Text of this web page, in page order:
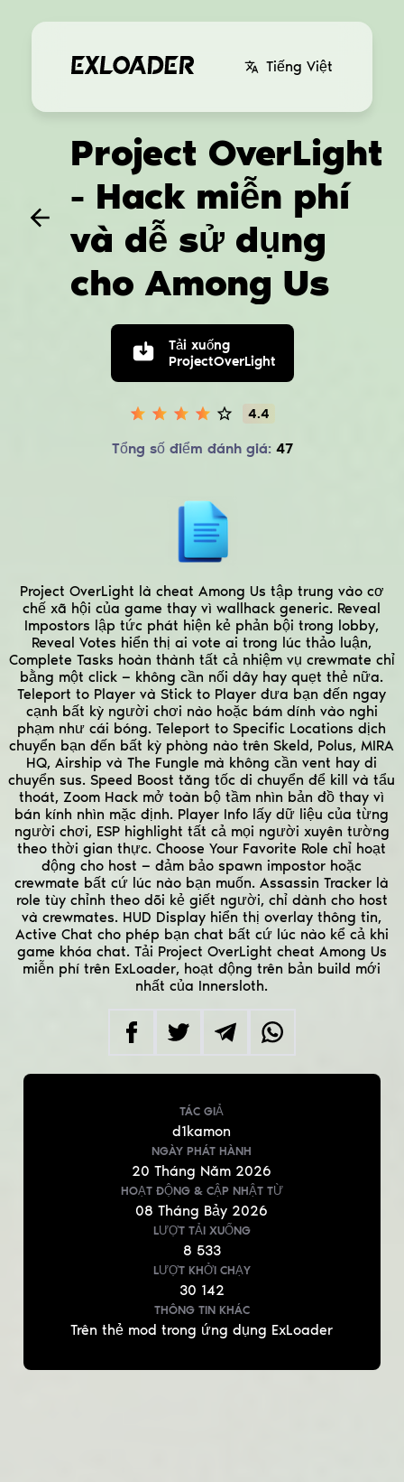
Tiếng Việt
Project OverLight
- Hack miễn phí
và dễ sử dụng
cho Among Us
Tải xuống
ProjectOverLight
4.4
Tổng số điểm đánh giá: 47
Project OverLight là cheat Among Us tập trung vào cơ
chế xã hội của game thay vì wallhack generic. Reveal
Impostors lập tức phát hiện kẻ phản bội trong lobby,
Reveal Votes hiển thị ai vote ai trong lúc thảo luận,
Complete Tasks hoàn thành tất cả nhiệm vụ crewmate chỉ
bằng một click — không cần nối dây hay quẹt thẻ nữa.
Teleport to Player và Stick to Player đưa bạn đến ngay
cạnh bất kỳ người chơi nào hoặc bám dính vào nghi
phạm như cái bóng. Teleport to Specific Locations dịch
chuyển bạn đến bất kỳ phòng nào trên Skeld, Polus, MIRA
HQ, Airship và The Fungle mà không cần vent hay di
chuyển sus. Speed Boost tăng tốc di chuyển để kill và tẩu
thoát, Zoom Hack mở toàn bộ tầm nhìn bản đồ thay vì
bán kính nhìn mặc định. Player Info lấy dữ liệu của từng
người chơi, ESP highlight tất cả mọi người xuyên tường
theo thời gian thực. Choose Your Favorite Role chỉ hoạt
động cho host — đảm bảo spawn impostor hoặc
crewmate bất cứ lúc nào bạn muốn. Assassin Tracker là
role tùy chỉnh theo dõi kẻ giết người, chỉ dành cho host
và crewmates. HUD Display hiển thị overlay thông tin,
Active Chat cho phép bạn chat bất cứ lúc nào kể cả khi
game khóa chat. Tải Project OverLight cheat Among Us
miễn phí trên ExLoader, hoạt động trên bản build mới
nhất của Innersloth.
TÁC GIẢ
d1kamon
NGÀY PHÁT HÀNH
20Tháng Năm 2026
HOẠT ĐỘNG & CẬP NHẬT TỪ
08Tháng Bảy 2026
LƯỢT TẢI XUỐNG
8 533
LƯỢT KHỞI CHẠY
30 142
THÔNG TIN KHÁC
Trên thẻ mod trong ứng dụng ExLoader